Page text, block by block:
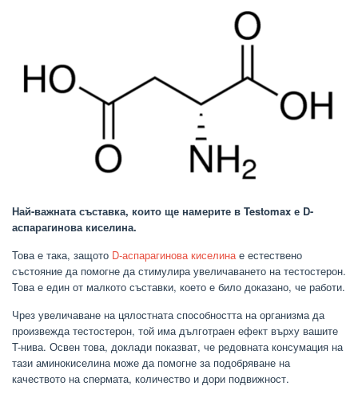
Най-важната съставка, които ще намерите в Testomax е D-
аспарагинова киселина.
Това е така, защото D-аспарагинова киселинае естествено
състояние да помогне да стимулира увеличаването на тестостерон.
Това е един от малкото съставки, което е било доказано, че работи.
Чрез увеличаване на цялостната способността на организма да
произвежда тестостерон, той има дълготраен ефект върху вашите
T-нива. Освен това, доклади показват, че редовната консумация на
тази аминокиселина може да помогне за подобряване на
качеството на спермата, количество и дори подвижност.